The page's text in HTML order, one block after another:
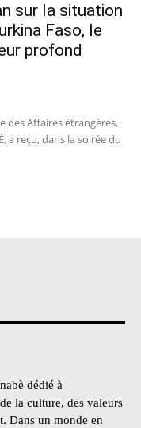
sur la situation
Faso, le
profond
des Affaires étrangères,
a reçu, dans la soirée du
dédié à
la culture, des valeurs
Dans un monde en